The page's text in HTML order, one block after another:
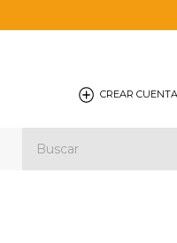
CREAR CUENTA